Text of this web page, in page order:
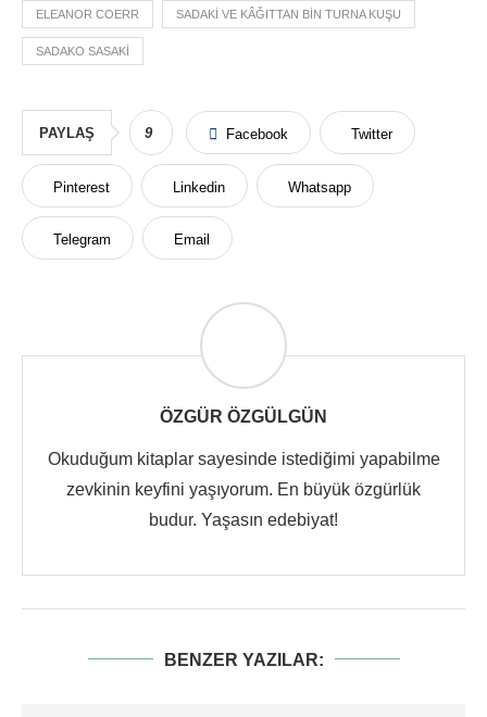
ELEANOR COERR SADAKI VE KÂĞITTAN BIN TURNA KUŞU
SADAKO SASAKI
PAYLAŞ 9 Facebook Twitter
Pinterest Linkedin Whatsapp
Telegram Email
ÖZGÜR ÖZGÜLGÜN
Okuduğum kitaplar sayesinde istediğimi yapabilme
zevkinin keyfini yaşıyorum. En büyük özgürlük
budur. Yaşasın edebiyat!
BENZER YAZILAR: